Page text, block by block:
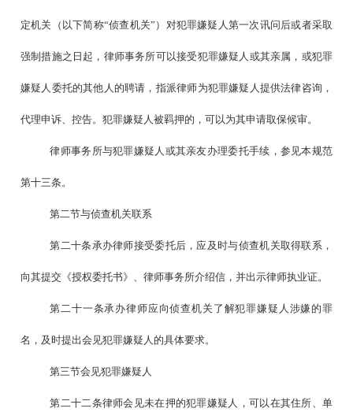
定机关（以下简称“侦查机关”）对犯罪嫌疑人第一次讯问后或者采取
强制措施之日起，律师事务所可以接受犯罪嫌疑人或其亲属，或犯罪
嫌疑人委托的其他人的聘请，指派律师为犯罪嫌疑人提供法律咨询，
代理申诉、控告。犯罪嫌疑人被羁押的，可以为其申请取保候审。
律师事务所与犯罪嫌疑人或其亲友办理委托手续，参见本规范
第十三条。
第二节与侦查机关联系
第二十条承办律师接受委托后，应及时与侦查机关取得联系，
向其提交《授权委托书》、律师事务所介绍信，并出示律师执业证。
第二十一条承办律师应向侦查机关了解犯罪嫌疑人涉嫌的罪
名，及时提出会见犯罪嫌疑人的具体要求。
第三节会见犯罪嫌疑人
第二十二条律师会见未在押的犯罪嫌疑人，可以在其住所、单